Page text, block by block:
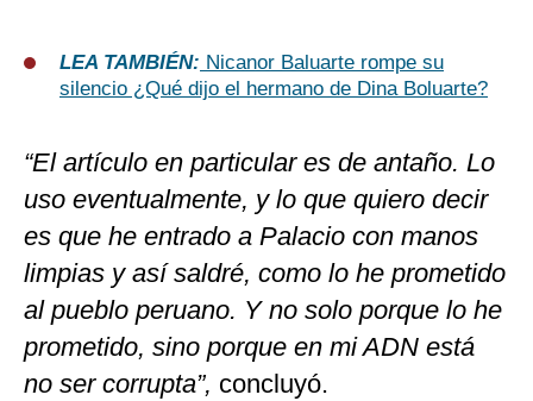
LEA TAMBIÉN: Nicanor Baluarte rompe su
silencio ¿Qué dijo el hermano de Dina Boluarte?
“El artículo en particular es de antaño. Lo
uso eventualmente, y lo que quiero decir
es que he entrado a Palacio con manos
limpias y así saldré, como lo he prometido
al pueblo peruano. Y no solo porque lo he
prometido, sino porque en mi ADN está
no ser corrupta”, concluyó.